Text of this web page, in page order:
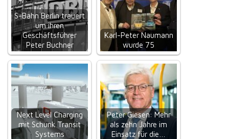
S-Bahn Berlin trauert
um ihren
Geschäftsführer
Peter Buchner
Karl-Peter Naumann
wurde 75
Next Level Charging
mit Schunk Transit
Systems
Peter Giesen: Mehr
als zehn Jahre im
Einsatz für die…